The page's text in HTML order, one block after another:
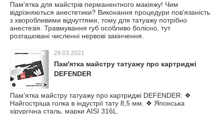
Пам'ятка для майстрів перманентного макіяжу! Чим
відрізняються анестетики? Виконання процедури пов'язаність
з хворобливими відчуттями, тому для татуажу потрібно
анестезія. Травмування губ особливо болісно, тут
розташовані численні нервові закінчення.
29.03.2021
Пам'ятка майстру татуажу про картриджі
DEFENDER
Пам'ятка майстру татуажу про картриджі DEFENDER: ❖
Найгостріша голка в індустрії тату 8,5 мм. ❖ Японська
хірургічна сталь, марки AISI 316L.